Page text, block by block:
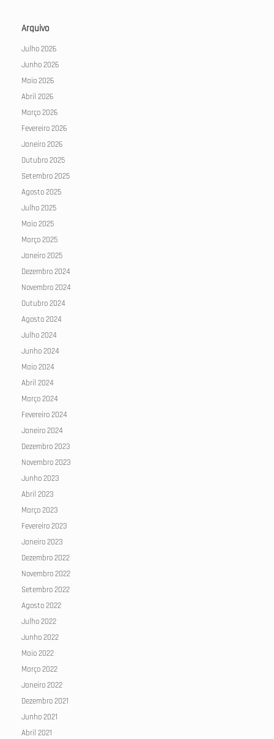
Arquivo
Julho 2026
Junho 2026
Maio 2026
Abril 2026
Março 2026
Fevereiro 2026
Janeiro 2026
Outubro 2025
Setembro 2025
Agosto 2025
Julho 2025
Maio 2025
Março 2025
Janeiro 2025
Dezembro 2024
Novembro 2024
Outubro 2024
Agosto 2024
Julho 2024
Junho 2024
Maio 2024
Abril 2024
Março 2024
Fevereiro 2024
Janeiro 2024
Dezembro 2023
Novembro 2023
Junho 2023
Abril 2023
Março 2023
Fevereiro 2023
Janeiro 2023
Dezembro 2022
Novembro 2022
Setembro 2022
Agosto 2022
Julho 2022
Junho 2022
Maio 2022
Março 2022
Janeiro 2022
Dezembro 2021
Junho 2021
Abril 2021